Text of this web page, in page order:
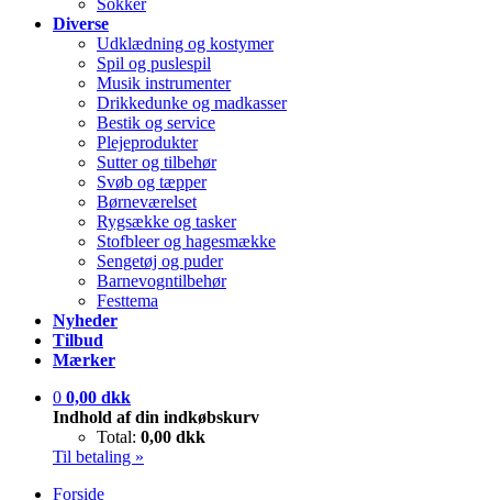
Sokker
Diverse
Udklædning og kostymer
Spil og puslespil
Musik instrumenter
Drikkedunke og madkasser
Bestik og service
Plejeprodukter
Sutter og tilbehør
Svøb og tæpper
Børneværelset
Rygsække og tasker
Stofbleer og hagesmække
Sengetøj og puder
Barnevogntilbehør
Festtema
Nyheder
Tilbud
Mærker
0 0,00 dkk
Indhold af din indkøbskurv
Total: 0,00 dkk
Til betaling »
Forside